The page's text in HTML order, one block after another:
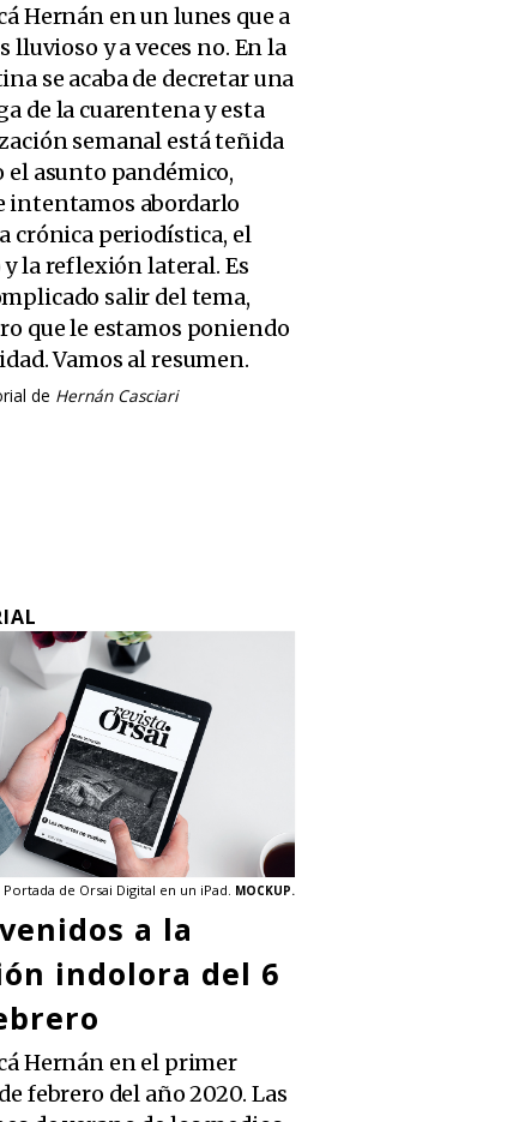
Hernán en un lunes que a
lluvioso y a veces no. En la
se acaba de decretar una
de la cuarentena y esta
semanal está teñida
el asunto pandémico,
intentamos abordarlo
crónica periodística, el
la reflexión lateral. Es
salir del tema,
que le estamos poniendo
Vamos al resumen.
de Hernán Casciari
Portada de Orsai Digital en un iPad. MOCKUP.
a la
indolora del 6
Hernán en el primer
febrero del año 2020. Las